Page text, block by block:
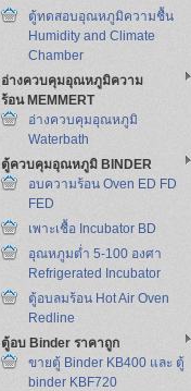
ตู้ทดสอบอุณหภูมิความชื้น
Humidity and Climate
Chamber
อ่างควบคุมอุณหภูมิความ
ร้อน MEMMERT
อ่างควบคุมอุณหภูมิ
Waterbath
ตู้ควบคุมอุณหภูมิ BINDER
อบความร้อน Oven ED FD
FED
เพาะเชื้อ Incubator BD
อุณหภูมต่ำ 5-100 องศา
Refrigerated Incubator
ตู้อบลมร้อน Hot Air Oven
Redline
ตู้อบ Binder ราคาถูก
ขายตู้ Binder KB400 และ ตู้
binder KBF720